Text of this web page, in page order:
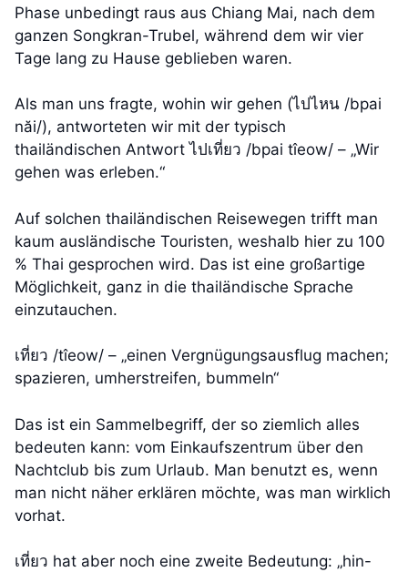
Phase unbedingt raus aus Chiang Mai, nach dem
ganzen Songkran-Trubel, während dem wir vier
Tage lang zu Hause geblieben waren.
Als man uns fragte, wohin wir gehen (ไปไหน /bpai
năi/), antworteten wir mit der typisch
thailändischen Antwort ไปเที่ยว /bpai tîeow/ – „Wir
gehen was erleben.“
Auf solchen thailändischen Reisewegen trifft man
kaum ausländische Touristen, weshalb hier zu 100
% Thai gesprochen wird. Das ist eine großartige
Möglichkeit, ganz in die thailändische Sprache
einzutauchen.
เที่ยว /tîeow/ – „einen Vergnügungsausflug machen;
spazieren, umherstreifen, bummeln“
Das ist ein Sammelbegriff, der so ziemlich alles
bedeuten kann: vom Einkaufszentrum über den
Nachtclub bis zum Urlaub. Man benutzt es, wenn
man nicht näher erklären möchte, was man wirklich
vorhat.
เที่ยว hat aber noch eine zweite Bedeutung: „hin-